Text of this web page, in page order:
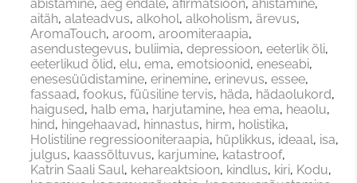
abistamine aeg endale afirmatsioon ahistamine
aitäh alateadvus alkohol alkoholism ärevus
AromaTouch aroom aroomiteraapia
asendustegevus buliimia depressioon eeterlik õli
eeterlikud õlid elu ema emotsioonid eneseabi
enesesüüdistamine erinemine erinevus essee
fassaad fookus füüsiline tervis häda hädaolukord
haigused halb ema harjutamine hea ema heaolu
hind hingehaavad hinnastus hirm holistika
Holistiline regressiooniteraapia hüplikkus ideaal isa
julgus kaassõltuvus karjumine katastroof
Katrin Saali Saul kehareaktsioon kindlus kiri Kodu